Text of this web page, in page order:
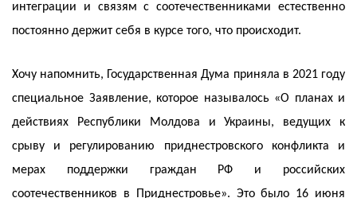
интеграции и связям с соотечественниками естественно
постоянно держит себя в курсе того, что происходит.
Хочу напомнить, Государственная Дума приняла в 2021 году
специальное Заявление, которое называлось «О планах и
действиях Республики Молдова и Украины, ведущих к
срыву и регулированию приднестровского конфликта и
мерах поддержки граждан РФ и российских
соотечественников в Приднестровье». Это было 16 июня